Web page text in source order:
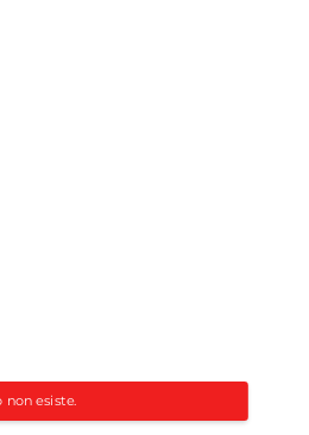
esiste.